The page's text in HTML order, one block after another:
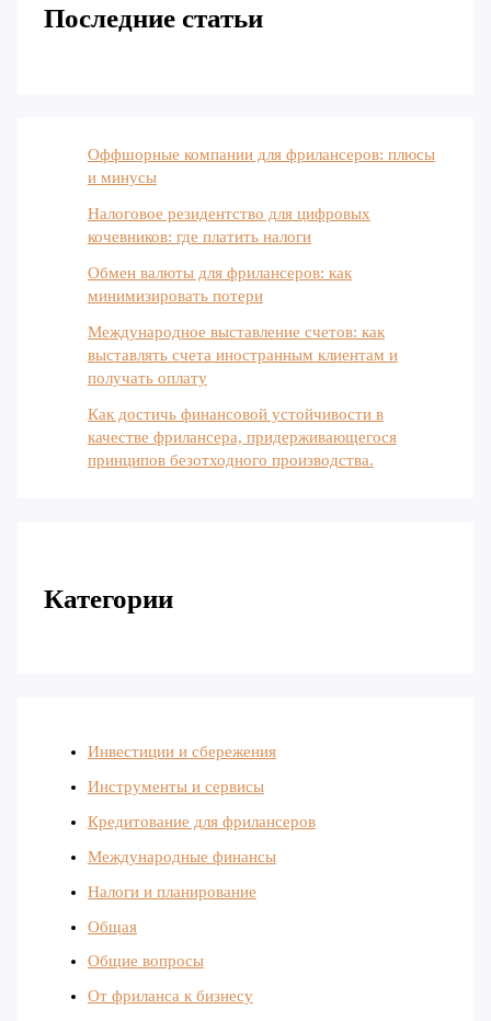
Последние статьи
Оффшорные компании для фрилансеров: плюсы
и минусы
Налоговое резидентство для цифровых
кочевников: где платить налоги
Обмен валюты для фрилансеров: как
минимизировать потери
Международное выставление счетов: как
выставлять счета иностранным клиентам и
получать оплату
Как достичь финансовой устойчивости в
качестве фрилансера, придерживающегося
принципов безотходного производства.
Категории
Инвестиции и сбережения
Инструменты и сервисы
Кредитование для фрилансеров
Международные финансы
Налоги и планирование
Общая
Общие вопросы
От фриланса к бизнесу